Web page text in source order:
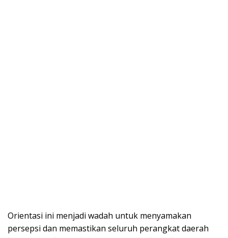
Orientasi ini menjadi wadah untuk menyamakan
persepsi dan memastikan seluruh perangkat daerah